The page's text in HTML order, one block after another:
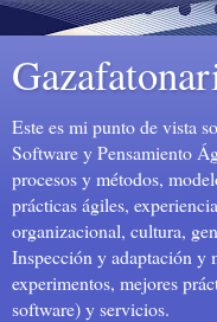
Este es mi punto de vista
Software y Pensamiento
procesos y métodos,
prácticas ágiles,
organizacional, cultura,
Inspección y adaptación y
experimentos, mejores
software) y servicios.